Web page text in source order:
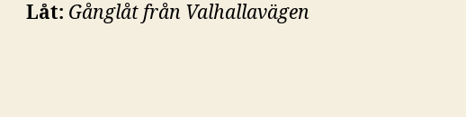
Låt: Gånglåt från Valhallavägen